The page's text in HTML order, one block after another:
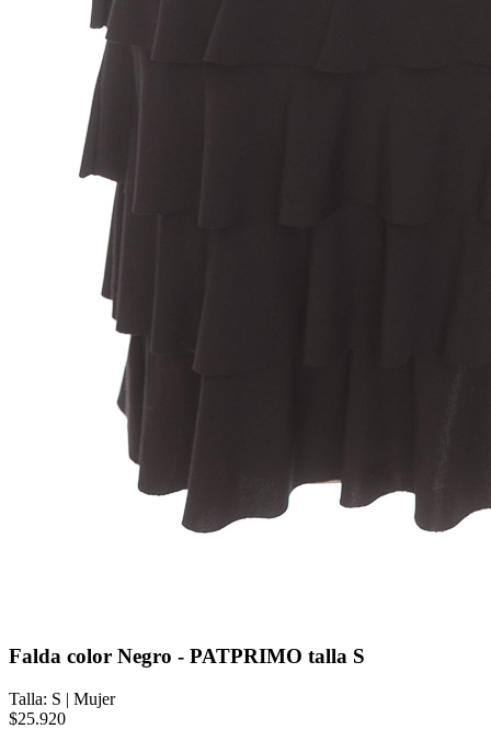
Falda color Negro - PATPRIMO talla S
Talla: S | Mujer
$25.920